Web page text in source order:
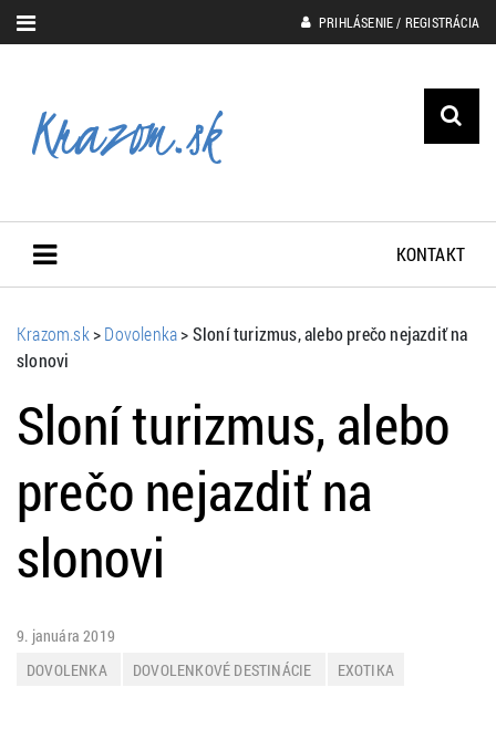
PRIHLÁSENIE / REGISTRÁCIA
KONTAKT
Krazom.sk>Dovolenka>Sloní turizmus, alebo prečo nejazdiť na
slonovi
Sloní turizmus, alebo
prečo nejazdiť na
slonovi
9. januára 2019
DOVOLENKA
DOVOLENKOVÉ DESTINÁCIE
EXOTIKA